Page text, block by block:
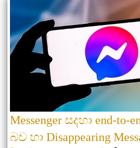
Messenger සදහා end-to-
බව හා Disappearing